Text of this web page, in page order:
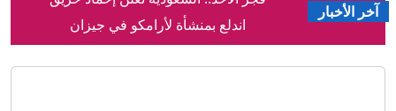
آخر الأخبار
اندلع بمنشأة لأرامكو في جيزان
بعد عشرة أعوام.. هل نجح قانون الاندماج
في ألمانيا؟